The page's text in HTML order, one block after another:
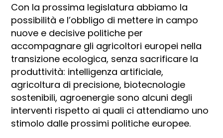
Con la prossima legislatura abbiamo la
possibilità e l’obbligo di mettere in campo
nuove e decisive politiche per
accompagnare gli agricoltori europei nella
transizione ecologica, senza sacrificare la
produttività: intelligenza artificiale,
agricoltura di precisione, biotecnologie
sostenibili, agroenergie sono alcuni degli
interventi rispetto ai quali ci attendiamo uno
stimolo dalle prossimi politiche europee.